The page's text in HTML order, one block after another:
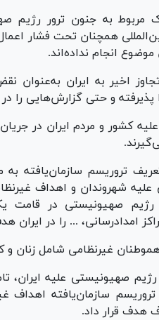
مربوط به جنون ترور رژیم
همچنان تحت فشار
انجام نداده‌اند.
اخیر به ایران به‌عنوان
و حتی گزارش‌هایی را در
تروریسم سازمان‌یافته به
شهروندان و اهداف
صهیونیستی در قامت یک
امدادرسانی، ... را در ایران
غیرنظامی شامل زنان و
صهیونیستی علیه ایران،
سازمان‌یافته اهداف
هدف قرار داد.